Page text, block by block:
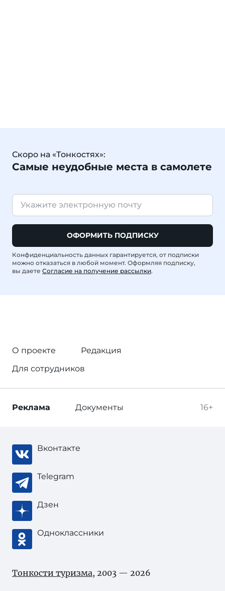
Скоро на «Тонкостях»:
Самые неудобные места в самолете
ОФОРМИТЬ ПОДПИСКУ
Конфиденциальность данных гарантируется, от подписки
можно отказаться в любой момент. Оформляя подписку,
вы даете Согласие на получение рассылки.
О проекте
Редакция
Для сотрудников
16+
Реклама Документы
Вконтакте
Telegram
Дзен
Одноклассники
Тонкости туризма, 2003 — 2026